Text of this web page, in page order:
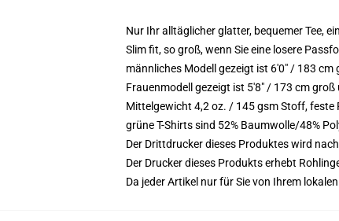
Nur Ihr alltäglicher glatter, bequemer Tee,
Slim fit, so groß, wenn Sie eine losere
männliches Modell gezeigt ist 6'0" / 183
Frauenmodell gezeigt ist 5'8" / 173 cm groß
Mittelgewicht 4,2 oz. / 145 gsm Stoff, feste
grüne T-Shirts sind 52% Baumwolle/48%
Der Drittdrucker dieses Produktes wird
Der Drucker dieses Produkts erhebt
Da jeder Artikel nur für Sie von Ihrem